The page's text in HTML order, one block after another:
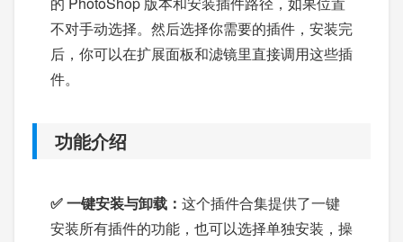
不对手动选择。然后选择你需要的插件，安装完
后，你可以在扩展面板和滤镜里直接调用这些插
件。
功能介绍
✅ 一键安装与卸载： 这个插件合集提供了一键
安装所有插件的功能，也可以选择单独安装，操